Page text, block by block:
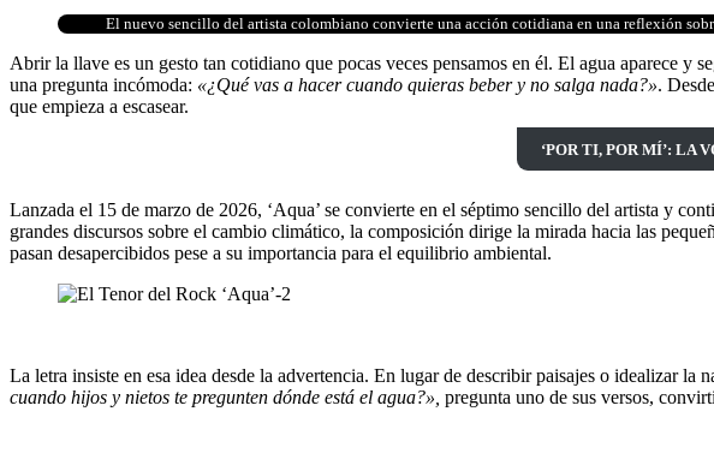
El nuevo sencillo del artista colombiano convierte una acción cotidiana en una reflexión
Abrir la llave es un gesto tan cotidiano que pocas veces pensamos en él. El agua aparece y
una pregunta incómoda: «¿Qué vas a hacer cuando quieras beber y no salga nada?».
que empieza a escasear.
‘POR TI, POR MÍ’: LA
Lanzada el 15 de marzo de 2026, ‘Aqua’ se convierte en el séptimo sencillo del artista y
grandes discursos sobre el cambio climático, la composición dirige la mirada hacia las
pasan desapercibidos pese a su importancia para el equilibrio ambiental.
La letra insiste en esa idea desde la advertencia. En lugar de describir paisajes o idealizar
cuando hijos y nietos te pregunten dónde está el agua?», pregunta uno de sus versos,